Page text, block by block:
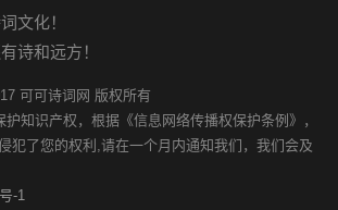
文化！
诗和远方！
可可诗词网 版权所有
知识产权，根据《信息网络传播权保护条例》，
犯了您的权利,请在一个月内通知我们，我们会及
-1